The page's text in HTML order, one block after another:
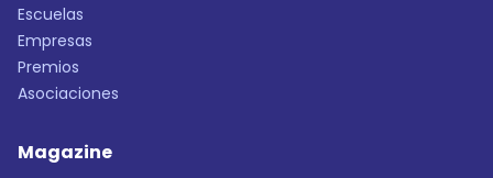
Escuelas
Empresas
Premios
Asociaciones
Magazine